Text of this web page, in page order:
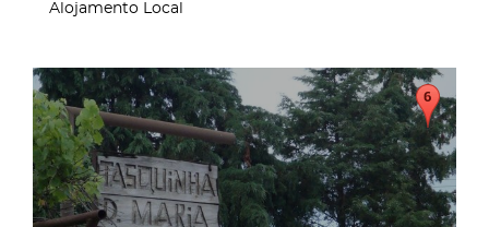
Alojamento Local
page